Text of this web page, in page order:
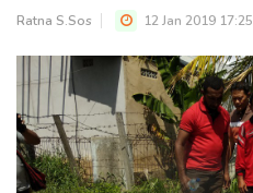
Ratna S.Sos 12 Jan 2019 17:25